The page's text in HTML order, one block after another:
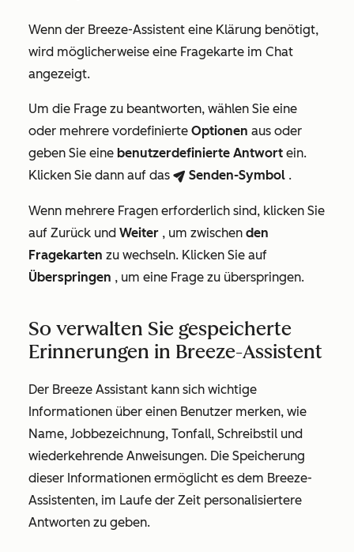
Wenn der Breeze-Assistent eine Klärung benötigt,
wird möglicherweise eine Fragekarte im Chat
angezeigt.
Um die Frage zu beantworten, wählen Sie eine
oder mehrere vordefinierte Optionen aus oder
geben Sie eine benutzerdefinierte Antwort ein.
Klicken Sie dann auf das breezeSendIcon Senden-Symbol .
Wenn mehrere Fragen erforderlich sind, klicken Sie
auf Zurück und Weiter , um zwischen den
Fragekarten zu wechseln. Klicken Sie auf
Überspringen , um eine Frage zu überspringen.
So verwalten Sie gespeicherte
Erinnerungen in Breeze-Assistent
Der Breeze Assistant kann sich wichtige
Informationen über einen Benutzer merken, wie
Name, Jobbezeichnung, Tonfall, Schreibstil und
wiederkehrende Anweisungen. Die Speicherung
dieser Informationen ermöglicht es dem Breeze-
Assistenten, im Laufe der Zeit personalisiertere
Antworten zu geben.